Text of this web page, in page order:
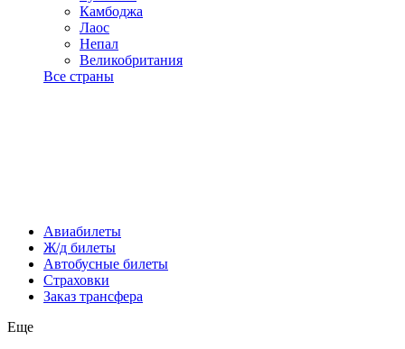
Камбоджа
Лаос
Непал
Великобритания
Все страны
Авиабилеты
Ж/д билеты
Автобусные билеты
Страховки
Заказ трансфера
Еще